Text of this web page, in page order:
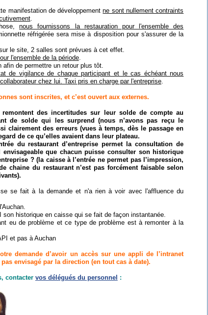
manifestation de développementne sont nullement contraints
.
nous fournissons la restauration pour l'ensemble des
réfrigérée sera mise à disposition pour s'assurer de la
le site, 2 salles sont prévues à cet effet.
l'ensemble de la période.
de permettre un retour plus tôt.
de vigilance de chaque participant et le cas échéant nous
chez lui. Taxi pris en charge par l'entreprise.
sont inscrites, et c’est ouvert aux externes.
des incertitudes sur leur solde de compte au
de solde qui les surprend (nous n’avons pas reçu le
clairement des erreurs (vues à temps, dès le passage en
de ce qu’elles avaient dans leur plateau.
du restaurant d’entreprise permet la consultation de
que chacun puisse consulter son historique
? (la caisse à l’entrée ne permet pas l’impression,
chaine du restaurant n’est pas forcément faisable selon
se fait à la demande et n'a rien à voir avec l'affluence du
son historique en caisse qui se fait de façon instantanée.
eu de problème et ce type de problème est à remonter à la
et pas à Auchan
demande d’avoir un accès sur une appli de l’intranet
envisagé par la direction (en tout cas à date).
contacter vos délégués du personnel :